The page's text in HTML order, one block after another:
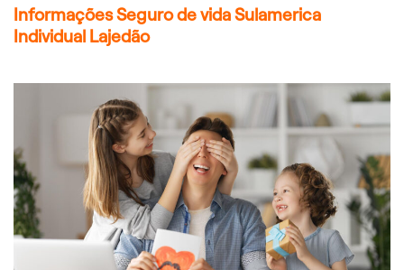
Informações Seguro de vida Sulamerica
Individual Lajedão